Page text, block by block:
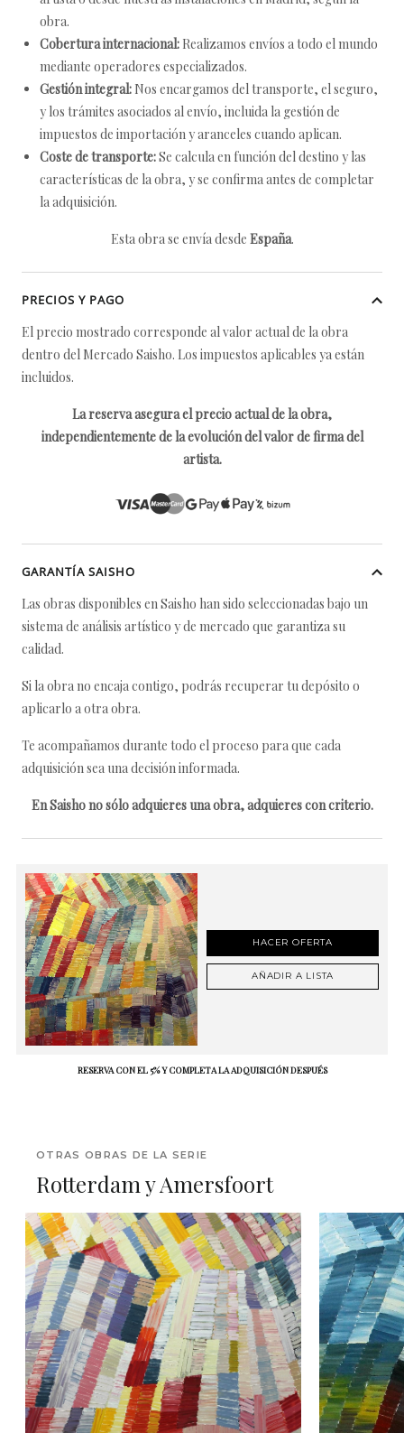
obra.
Cobertura internacional: Realizamos envíos a todo el mundo
mediante operadores especializados.
Gestión integral: Nos encargamos del transporte, el seguro,
y los trámites asociados al envío, incluida la gestión de
impuestos de importación y aranceles cuando aplican.
Coste de transporte:Se calcula en función del destino y las
características de la obra, y se confirma antes de completar
la adquisición.
Esta obra se envía desde España.
PRECIOS Y PAGO
El precio mostrado corresponde al valor actual de la obra
dentro del Mercado Saisho. Los impuestos aplicables ya están
incluidos.
La reserva asegura el precio actual de la obra,
independientemente de la evolución del valor de firma del
artista.
GARANTÍA SAISHO
Las obras disponibles en Saisho han sido seleccionadas bajo un
sistema de análisis artístico y de mercado que garantiza su
calidad.
Si la obra no encaja contigo, podrás recuperar tu depósito o
aplicarlo a otra obra.
Te acompañamos durante todo el proceso para que cada
adquisición sea una decisión informada.
En Saisho no sólo adquieres una obra, adquieres con criterio.
HACER OFERTA
AÑADIR A LISTA
RESERVA CON EL 5% Y COMPLETA LA ADQUISICIÓN DESPUÉS
OTRAS OBRAS DE LA SERIE
Rotterdam y Amersfoort